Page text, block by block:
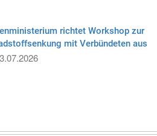
richtet Workshop zur
mit Verbündeten aus